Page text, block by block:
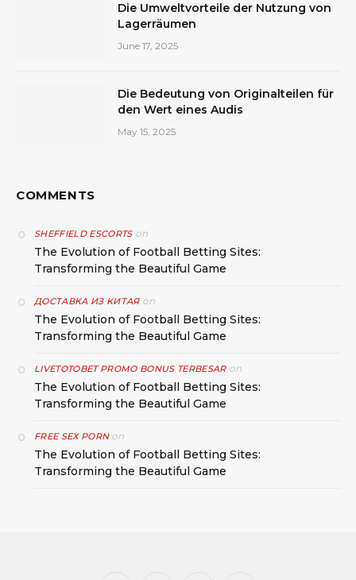
Die Umweltvorteile der Nutzung von
Lagerräumen
June 17, 2025
Die Bedeutung von Originalteilen für
den Wert eines Audis
May 15, 2025
COMMENTS
SHEFFIELD ESCORTSon
The Evolution of Football Betting Sites:
Transforming the Beautiful Game
ДОСТАВКА ИЗ КИТАЯon
The Evolution of Football Betting Sites:
Transforming the Beautiful Game
LIVETOTOBET PROMO BONUS TERBESARon
The Evolution of Football Betting Sites:
Transforming the Beautiful Game
FREE SEX PORNon
The Evolution of Football Betting Sites:
Transforming the Beautiful Game